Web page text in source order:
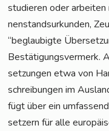
stu­die­ren oder
nen­stand­sur­kun­den,
“beglau­big­te
Bestä­ti­gungs­ver­merk.
set­zun­gen etwa von
schrei­bun­gen im
fügt über ein
set­zern für alle